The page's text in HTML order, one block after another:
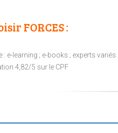
FORCES :
: e-learning ; e-books ; experts
4,82/5 sur le CPF